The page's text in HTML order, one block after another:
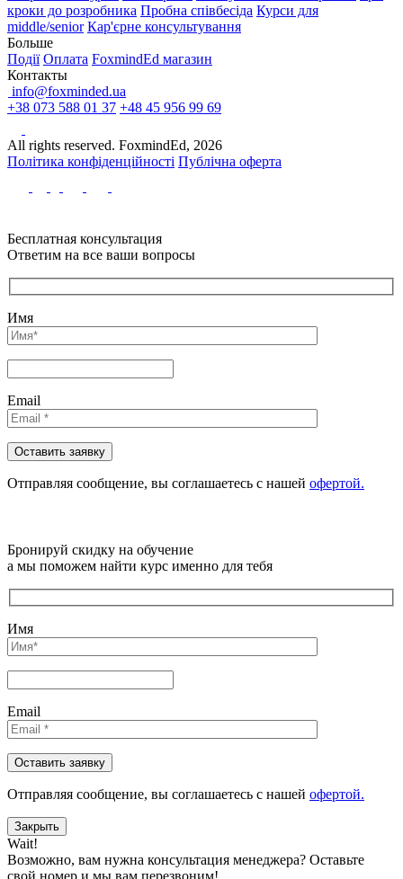
кроки до розробника Пробна співбесіда Курси для
middle/senior Кар'єрне консультування
Больше
Події Оплата FoxmindEd магазин
Контакты
info@foxminded.ua
+38 073 588 01 37 +48 45 956 99 69
All rights reserved. FoxmindEd, 2026
Політика конфіденційності Публічна оферта
Бесплатная консультация
Ответим на все ваши вопросы
Имя
Email
Отправляя сообщениe, вы соглашаетесь с нашей офертой.
Бронируй скидку на обучение
а мы поможем найти курс именно для тебя
Имя
Email
Отправляя сообщениe, вы соглашаетесь с нашей офертой.
Закрыть
Wait!
Возможно, вам нужна консультация менеджера? Оставьте
свой номер и мы вам перезвоним!